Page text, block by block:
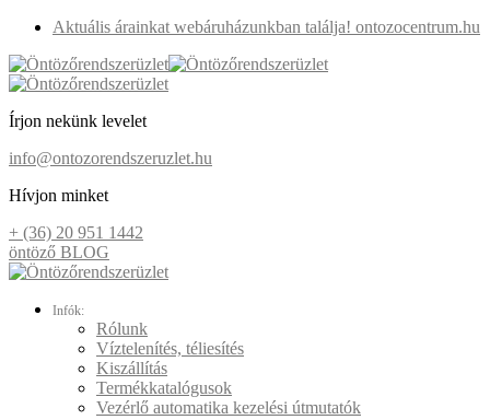
Aktuális árainkat webáruházunkban találja! ontozocentrum.hu
Írjon nekünk levelet
info@ontozorendszeruzlet.hu
Hívjon minket
+ (36) 20 951 1442
öntöző BLOG
Infók:
Rólunk
Víztelenítés, téliesítés
Kiszállítás
Termékkatalógusok
Vezérlő automatika kezelési útmutatók